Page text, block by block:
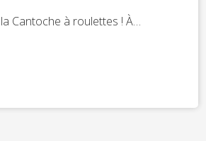
la Cantoche à roulettes ! À…